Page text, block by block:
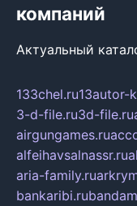
компаний
Актуальный
133chel.ru13autor-
3-d-file.ru3d-file.ru
airgungames.ru
alfeihavsalnassr.ru
aria-family.ru
bankaribi.ru